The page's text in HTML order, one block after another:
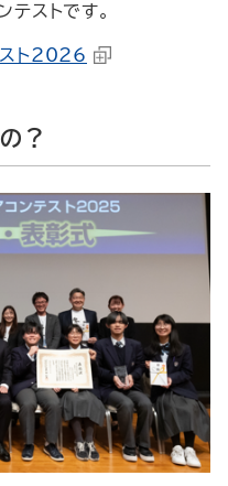
ストです。
スト2026
？